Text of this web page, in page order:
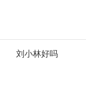
刘小林好吗